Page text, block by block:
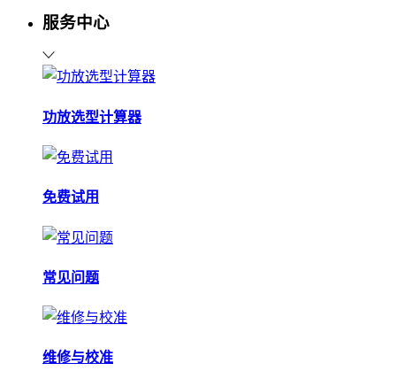
服务中心
功放选型计算器
免费试用
常见问题
维修与校准